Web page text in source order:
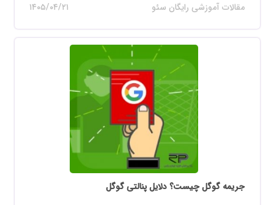
مقالات آموزشی رایگان سئو ۱۴۰۵/۰۴/۲۱
جریمه گوگل چیست؟ دلایل پنالتی گوگل